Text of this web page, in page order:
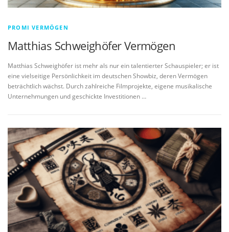
PROMI VERMÖGEN
Matthias Schweighöfer Vermögen
Matthias Schweighöfer ist mehr als nur ein talentierter Schauspieler; er ist
eine vielseitige Persönlichkeit im deutschen Showbiz, deren Vermögen
beträchtlich wächst. Durch zahlreiche Filmprojekte, eigene musikalische
Unternehmungen und geschickte Investitionen …